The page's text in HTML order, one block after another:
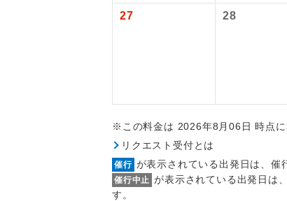
27 28
※この料金は 2026年8月06日 時点に
リクエスト受付とは
催行 が表示されている出発日は、催
催行中止 が表示されている出発日は
す。
2026/10/
2027/2/
2027/3/2
※上記以
※手配の